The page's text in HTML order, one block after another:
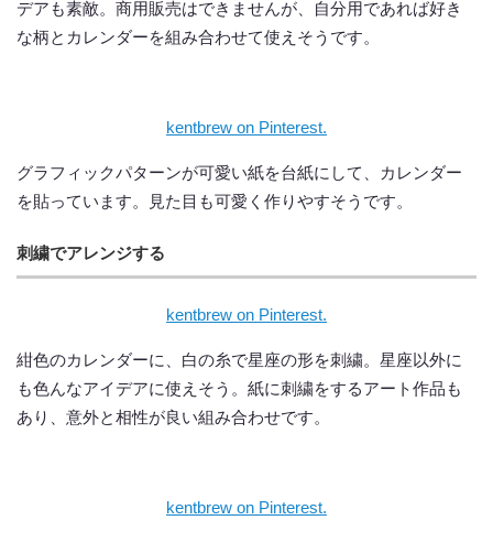
デアも素敵。商用販売はできませんが、自分用であれば好き
な柄とカレンダーを組み合わせて使えそうです。
kentbrew on Pinterest.
グラフィックパターンが可愛い紙を台紙にして、カレンダー
を貼っています。見た目も可愛く作りやすそうです。
刺繍でアレンジする
kentbrew on Pinterest.
紺色のカレンダーに、白の糸で星座の形を刺繍。星座以外に
も色んなアイデアに使えそう。紙に刺繍をするアート作品も
あり、意外と相性が良い組み合わせです。
kentbrew on Pinterest.